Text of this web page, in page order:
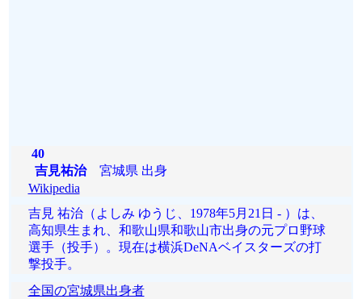
40
吉見祐治宮城県 出身
Wikipedia
吉見 祐治（よしみ ゆうじ、1978年5月21日 - ）は、
高知県生まれ、和歌山県和歌山市出身の元プロ野球
選手（投手）。現在は横浜DeNAベイスターズの打
撃投手。
全国の宮城県出身者